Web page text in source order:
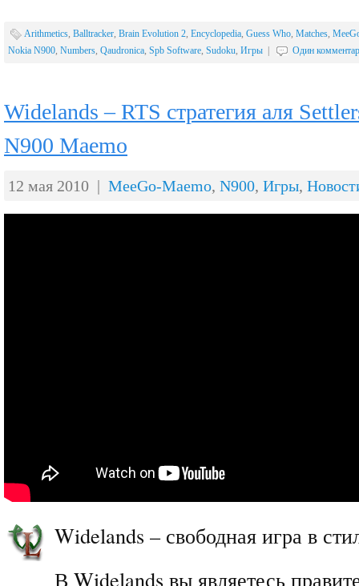
Arithmetics, Balltracker, Brain Evolution 2, Encyclopedia, Guess Who, Matches,
Nokia N900, Numbers, Qaudronica, Spb Software, Sudoku, Игры Один
Widelands – RTS стратегия аля
N900 Maemo
12 мая 2010 | MeeGo-Maemo, N900, Игры,
Widelands – свободная игра в
В Widelands вы являетесь